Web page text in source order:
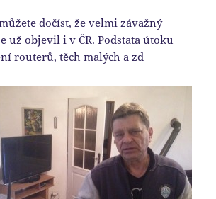
dočíst, ževelmi závažný
už objevil i v ČR. Podstata útoku
routerů, těch malých a zd